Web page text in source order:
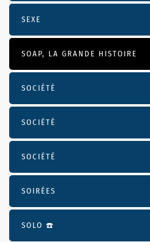
SEXE
SOAP, LA GRANDE HISTOIRE
SOCIÉTÉ
SOCIÉTÉ
SOCIÉTÉ
SOIRÉES
SOLO ☎️